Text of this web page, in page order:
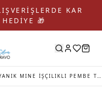
KAR
🎁
GLOBAL WARMING YANIK MINE İŞÇILIKLI PEMBE TAŞLI KURBAĞA FIGÜRLÜ KALP KOLYE